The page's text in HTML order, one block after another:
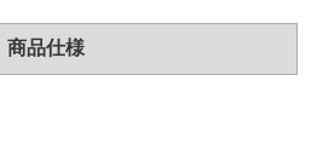
商品仕様